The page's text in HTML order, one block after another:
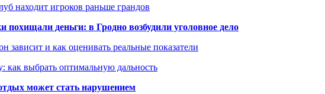
находит игроков раньше грандов
деньги: в Гродно возбудили уголовное дело
зависит и как оценивать реальные показатели
как выбрать оптимальную дальность
может стать нарушением